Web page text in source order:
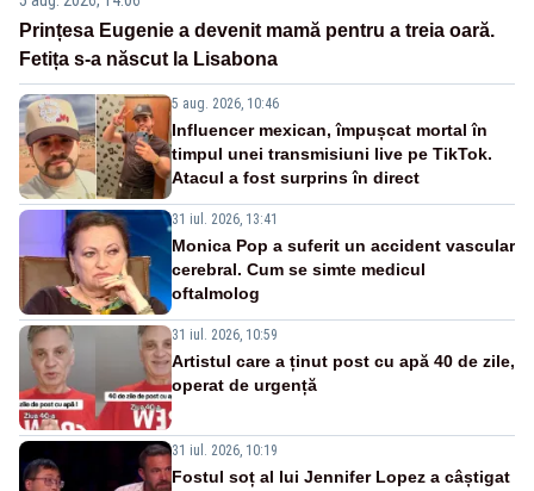
Prințesa Eugenie a devenit mamă pentru a treia oară.
Fetița s-a născut la Lisabona
5 aug. 2026, 10:46
Influencer mexican, împușcat mortal în
timpul unei transmisiuni live pe TikTok.
Atacul a fost surprins în direct
31 iul. 2026, 13:41
Monica Pop a suferit un accident vascular
cerebral. Cum se simte medicul
oftalmolog
31 iul. 2026, 10:59
Artistul care a ținut post cu apă 40 de zile,
operat de urgență
31 iul. 2026, 10:19
Fostul soț al lui Jennifer Lopez a câștigat